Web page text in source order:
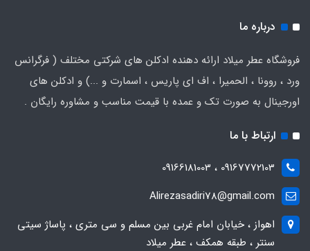
درباره ما
فروشگاه عطر میلاد ارائه دهنده ادکلن های شرکتی مختلف ( فرگرانس
ورد ، روونا ، الحمیرا ، اف ای پاریس ، اسمارت و ...) و ادکلن های
اورجینال به صورت تک و عمده با قیمت مناسب و مشاوره رایگان .
ارتباط با ما
09167772103 ، 09166181003
Alirezasadiri78@gmail.com
اهواز ، خیابان امام غربی بین مسلم و سی متری ، پاساژ سیتی
سنتر ، طبقه همکف ، عطر میلاد